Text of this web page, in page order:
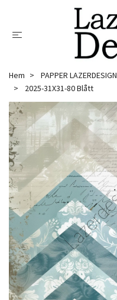
Hem PAPPER LAZERDESIGN
2025-31X31-80 Blått